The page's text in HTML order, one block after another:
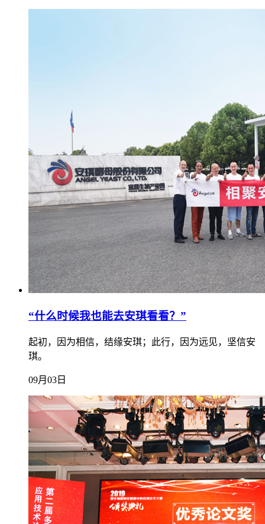
“什么时候我也能去安琪看看？”
起初，因为相信，结缘安琪；此行，因为远见，坚信安
琪。
09月03日